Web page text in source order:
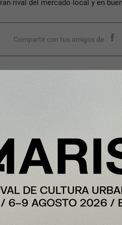
rival del mercado local y en
Compartir con tus amigos de
enriquece este artículo:
interesar: